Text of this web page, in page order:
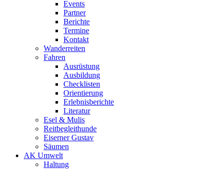
Events
Partner
Berichte
Termine
Kontakt
Wanderreiten
Fahren
Ausrüstung
Ausbildung
Checklisten
Orientierung
Erlebnisberichte
Literatur
Esel & Mulis
Reitbegleithunde
Eiserner Gustav
Säumen
AK Umwelt
Haltung